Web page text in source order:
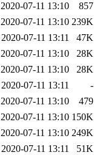
2020-07-11 13:10
857
2020-07-11 13:10 239K
2020-07-11 13:11
47K
2020-07-11 13:10
28K
2020-07-11 13:10
28K
2020-07-11 13:11
-
2020-07-11 13:10
479
2020-07-11 13:10 150K
2020-07-11 13:10 249K
2020-07-11 13:11
51K